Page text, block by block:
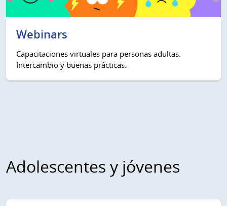
Webinars
Capacitaciones virtuales para personas adultas.
Intercambio y buenas prácticas.
Adolescentes y jóvenes